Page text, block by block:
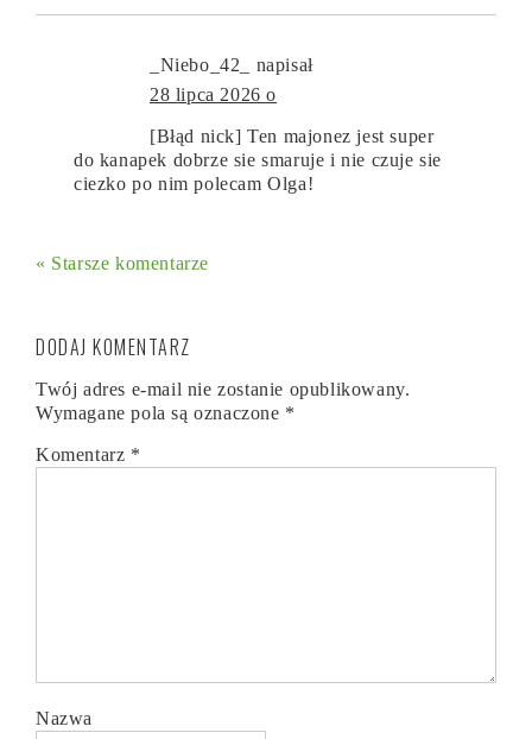
_Niebo_42_
napisał
28 lipca 2026 o
[Błąd nick] Ten majonez jest super
do kanapek dobrze sie smaruje i nie czuje sie
ciezko po nim polecam Olga!
« Starsze komentarze
DODAJ KOMENTARZ
Twój adres e-mail nie zostanie opublikowany.
Wymagane pola są oznaczone *
Komentarz *
Nazwa